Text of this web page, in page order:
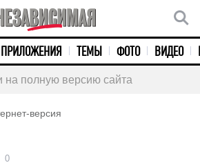
ПРИЛОЖЕНИЯ ТЕМЫ ФОТО ВИДЕО
на полную версию сайта
версия
0